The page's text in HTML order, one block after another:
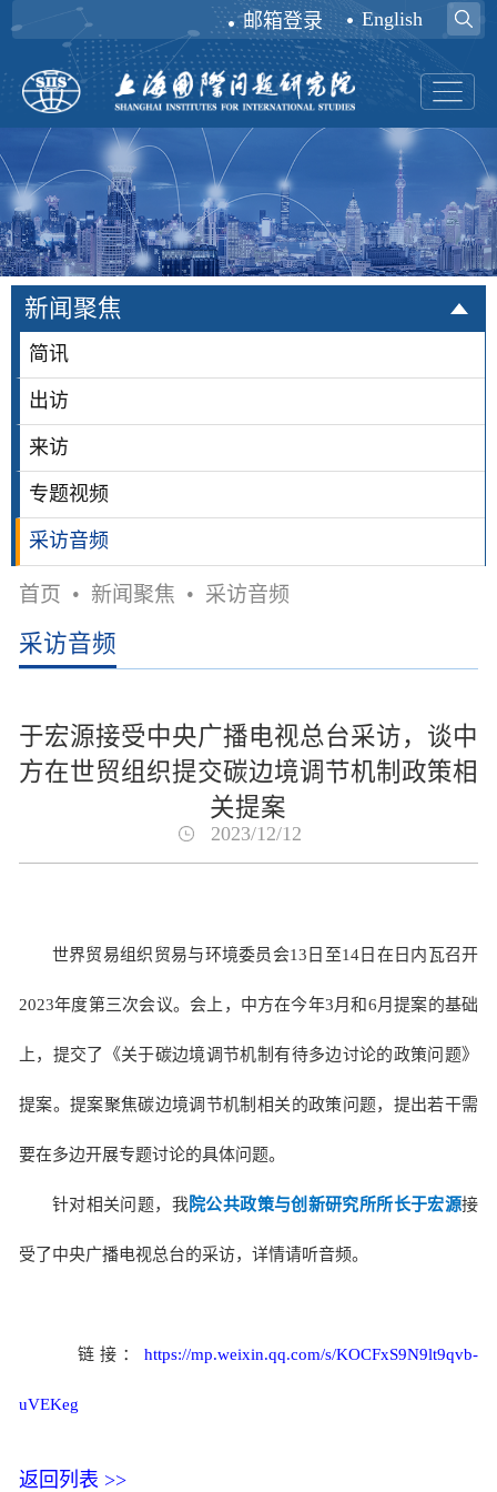
邮箱登录 English
新闻聚焦
简讯
出访
来访
专题视频
采访音频
首页 • 新闻聚焦 • 采访音频
采访音频
于宏源接受中央广播电视总台采访，谈中
方在世贸组织提交碳边境调节机制政策相
关提案
2023/12/12
世界贸易组织贸易与环境委员会13日至14日在日内瓦召开
2023年度第三次会议。会上，中方在今年3月和6月提案的基础
上，提交了《关于碳边境调节机制有待多边讨论的政策问题》
提案。提案聚焦碳边境调节机制相关的政策问题，提出若干需
要在多边开展专题讨论的具体问题。
针对相关问题，我院公共政策与创新研究所所长于宏源接
受了中央广播电视总台的采访，详情请听音频。
链接：https://mp.weixin.qq.com/s/KOCFxS9N9lt9qvb-
uVEKeg
返回列表 >>